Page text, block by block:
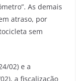
As demais
atraso, por
sem
02) e a
a fiscalização